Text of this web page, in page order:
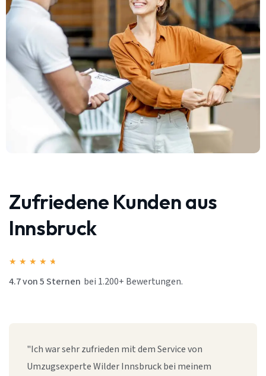
Zufriedene Kunden aus
Innsbruck
★ ★ ★ ★ ★
4.7 von 5 Sternen bei 1.200+ Bewertungen.
"Ich war sehr zufrieden mit dem Service von
Umzugsexperte Wilder Innsbruck bei meinem